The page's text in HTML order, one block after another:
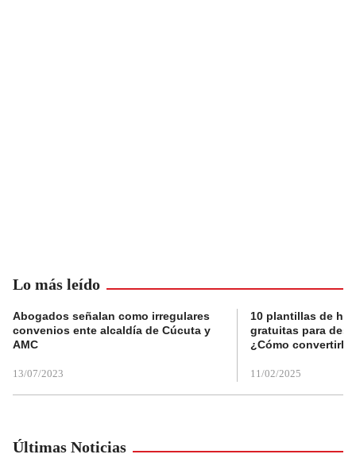
Lo más leído
Abogados señalan como irregulares
convenios ente alcaldía de Cúcuta y
AMC
13/07/2023
10 plantillas de
gratuitas para
¿Cómo convertirla
11/02/2025
Últimas Noticias